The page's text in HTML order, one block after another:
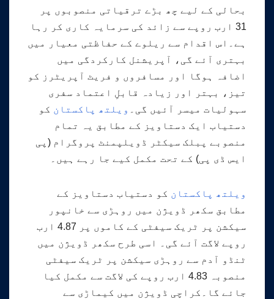
بحالی کے لیے چھ بڑے ترقیاتی منصوبوں پر
31 ارب روپے سے زائد کی سرمایہ کاری کر رہا
ہے۔اس اقدام سے ریلوے کے حفاظتی معیار میں
بہتری آئے گی، آپریشنل کارکردگی میں
اضافہ ہوگا اور مسافروں و فریٹ آپریٹرز کو
تیز، بہتر اور زیادہ قابلِ اعتماد سفری
سہولیات میسر آئیں گی۔
ویلتھ پاکستان کو
دستیاب ایک دستاویز کے مطابق یہ تمام
منصوبے پبلک سیکٹر ڈویلپمنٹ پروگرام (پی
ایس ڈی پی) کے تحت مکمل کیے جا رہے ہیں۔
ویلتھ پاکستان کو دستیاب دستاویز کے
مطابق سکھر ڈویژن میں روہڑی سے خانپور
سیکشن پر ٹریک سیفٹی کے کاموں پر 4.87 ارب
روپے لاگت آئے گی۔ اسی طرح سکھر ڈویژن میں
ٹنڈو آدم سے روہڑی سیکشن پر ٹریک سیفٹی
منصوبہ 4.83 ارب روپے کی لاگت سے مکمل کیا
جائے گا۔کراچی ڈویژن میں کیماڑی سے